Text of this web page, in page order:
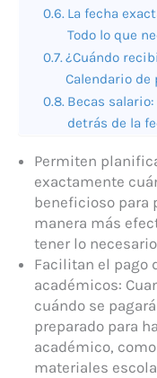
La fecha
Todo lo que
¿Cuándo
Calendario
Becas
detrás de la
Permiten
exactamente
beneficioso para
manera más
tener lo
Facilitan el pago
académicos:
cuándo se
preparado para
académico,
materiales